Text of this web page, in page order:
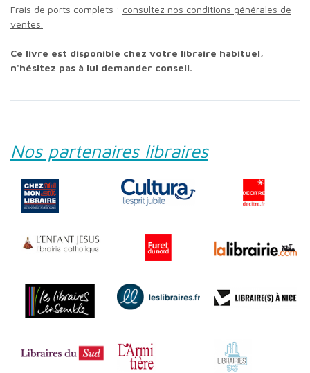
Frais de ports complets : consultez nos conditions générales de
ventes.
Ce livre est disponible chez votre libraire habituel,
n'hésitez pas à lui demander conseil.
Nos partenaires libraires